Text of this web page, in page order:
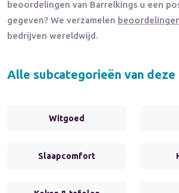
beoordelingen van Barrelkings u een
gegeven? We verzamelen
bedrijven wereldwijd.
Alle subcategorieën van
Witgoed
Slaapcomfort